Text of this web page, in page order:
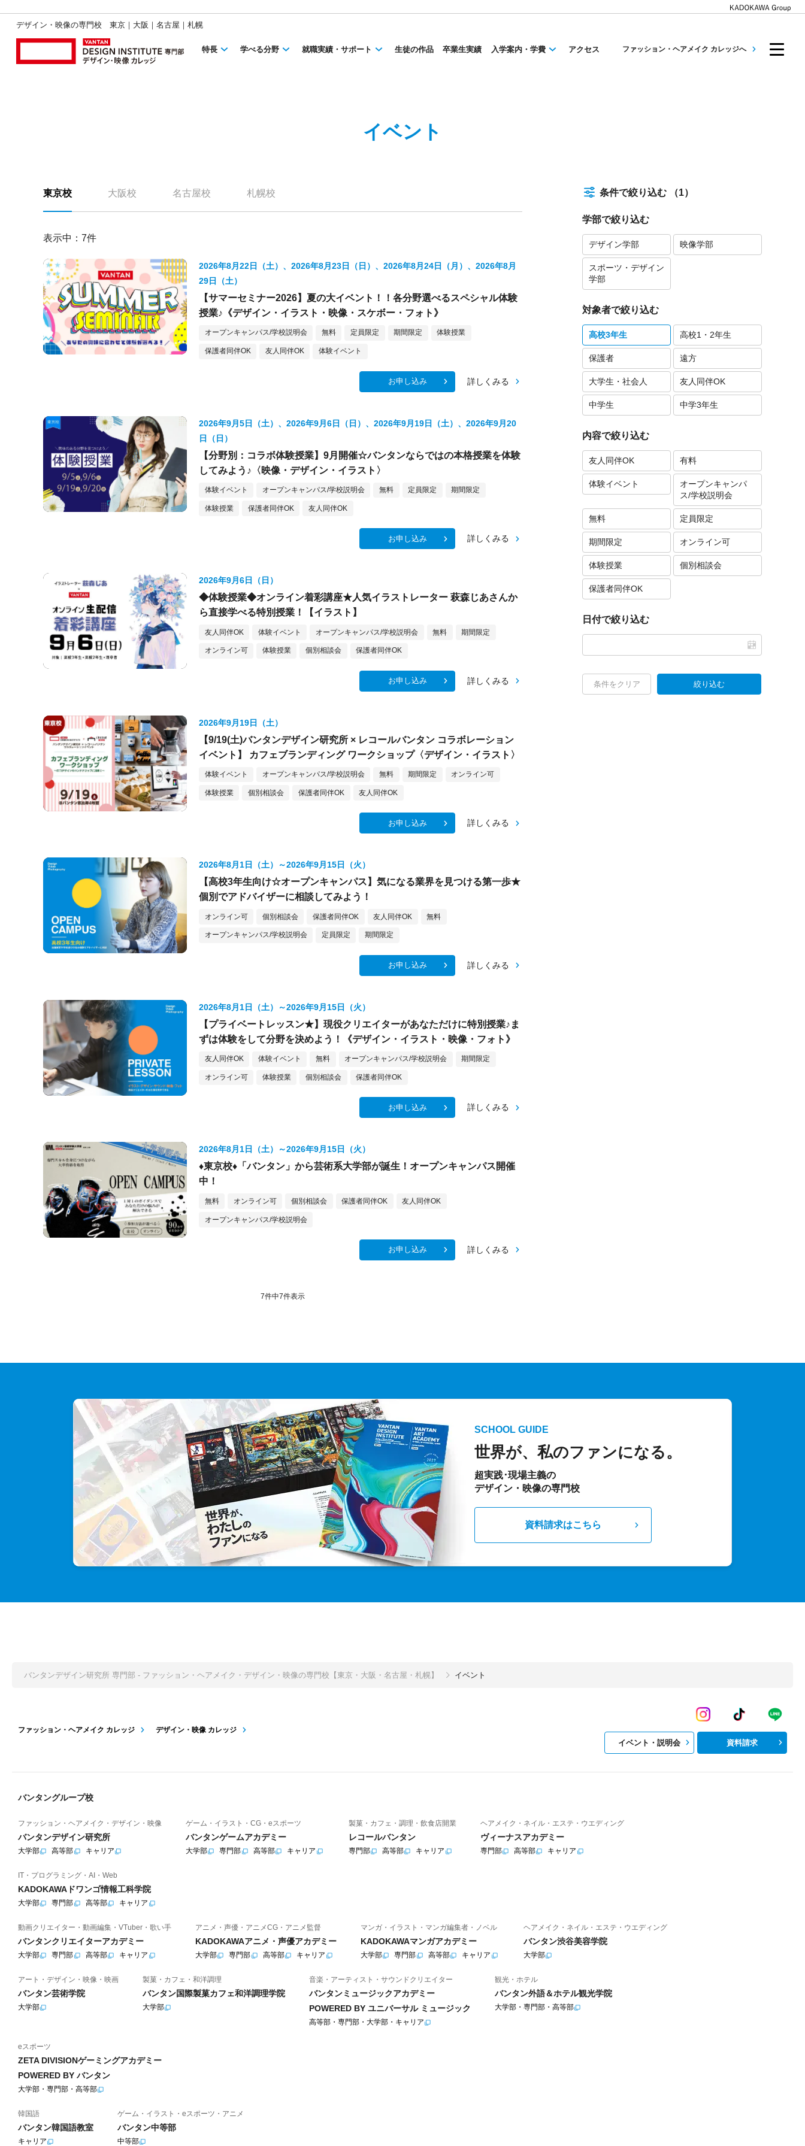
デザイン・映像の専門校 東京｜大阪｜名古屋｜札幌
特長 学べる分野 就職実績・サポート 生徒の作品 卒業生実績 入学案内・学費 アクセス ファッション・ヘアメイク カレッジへ
イベント
東京校 大阪校 名古屋校 札幌校
表示中： 7件
2026年8月22日（土）、2026年8月23日（日）、2026年8月24日（月）、2026年8月
29日（土）
【サマーセミナー2026】夏の大イベント！！各分野選べるスペシャル体験
授業♪《デザイン・イラスト・映像・スケボー・フォト》
オープンキャンパス/学校説明会 無料 定員限定 期間限定 体験授業
保護者同伴OK 友人同伴OK 体験イベント
お申し込み 詳しくみる
2026年9月5日（土）、2026年9月6日（日）、2026年9月19日（土）、2026年9月20
日（日）
【分野別：コラボ体験授業】9月開催☆バンタンならではの本格授業を体験
してみよう♪〈映像・デザイン・イラスト〉
体験イベント オープンキャンパス/学校説明会 無料 定員限定 期間限定
体験授業 保護者同伴OK 友人同伴OK
お申し込み 詳しくみる
2026年9月6日（日）
◆体験授業◆オンライン着彩講座★人気イラストレーター 萩森じあさんか
ら直接学べる特別授業！【イラスト】
友人同伴OK 体験イベント オープンキャンパス/学校説明会 無料 期間限定
オンライン可 体験授業 個別相談会 保護者同伴OK
お申し込み 詳しくみる
2026年9月19日（土）
【9/19(土)バンタンデザイン研究所 × レコールバンタン コラボレーション
イベント】 カフェブランディング ワークショップ〈デザイン・イラスト〉
体験イベント オープンキャンパス/学校説明会 無料 期間限定 オンライン可
体験授業 個別相談会 保護者同伴OK 友人同伴OK
お申し込み 詳しくみる
2026年8月1日（土）～2026年9月15日（火）
【高校3年生向け☆オープンキャンパス】気になる業界を見つける第一歩★
個別でアドバイザーに相談してみよう！
オンライン可 個別相談会 保護者同伴OK 友人同伴OK 無料
オープンキャンパス/学校説明会 定員限定 期間限定
お申し込み 詳しくみる
2026年8月1日（土）～2026年9月15日（火）
【プライベートレッスン★】現役クリエイターがあなただけに特別授業♪ま
ずは体験をして分野を決めよう！《デザイン・イラスト・映像・フォト》
友人同伴OK 体験イベント 無料 オープンキャンパス/学校説明会 期間限定
オンライン可 体験授業 個別相談会 保護者同伴OK
お申し込み 詳しくみる
2026年8月1日（土）～2026年9月15日（火）
♦東京校♦「バンタン」から芸術系大学部が誕生！オープンキャンパス開催
中！
無料 オンライン可 個別相談会 保護者同伴OK 友人同伴OK
オープンキャンパス/学校説明会
お申し込み 詳しくみる
7件中7件表示
条件で絞り込む （1）
学部で絞り込む
デザイン学部 映像学部
スポーツ・デザイン
学部
対象者で絞り込む
高校3年生 高校1・2年生
保護者 遠方
大学生・社会人 友人同伴OK
中学生 中学3年生
内容で絞り込む
友人同伴OK 有料
体験イベント
オープンキャンパ
ス/学校説明会
無料 定員限定
期間限定 オンライン可
体験授業 個別相談会
保護者同伴OK
日付で絞り込む
条件をクリア 絞り込む
SCHOOL GUIDE
世界が、私のファンになる。
超実践･現場主義の
デザイン・映像の専門校
資料請求はこちら
バンタンデザイン研究所 専門部 - ファッション・ヘアメイク・デザイン・映像の専門校【東京・大阪・名古屋・札幌】 イベント
ファッション・ヘアメイク カレッジ デザイン・映像 カレッジ
イベント・説明会 資料請求
バンタングループ校
ファッション・ヘアメイク・デザイン・映像
バンタンデザイン研究所
大学部 高等部 キャリア
ゲーム・イラスト・CG・eスポーツ
バンタンゲームアカデミー
大学部 専門部 高等部 キャリア
製菓・カフェ・調理・飲食店開業
レコールバンタン
専門部 高等部 キャリア
ヘアメイク・ネイル・エステ・ウエディング
ヴィーナスアカデミー
専門部 高等部 キャリア
IT・プログラミング・AI・Web
KADOKAWAドワンゴ情報工科学院
大学部 専門部 高等部 キャリア
動画クリエイター・動画編集・VTuber・歌い手
バンタンクリエイターアカデミー
大学部 専門部 高等部 キャリア
アニメ・声優・アニメCG・アニメ監督
KADOKAWAアニメ・声優アカデミー
大学部 専門部 高等部 キャリア
マンガ・イラスト・マンガ編集者・ノベル
KADOKAWAマンガアカデミー
大学部 専門部 高等部 キャリア
ヘアメイク・ネイル・エステ・ウエディング
バンタン渋谷美容学院
大学部
アート・デザイン・映像・映画
バンタン芸術学院
大学部
製菓・カフェ・和洋調理
バンタン国際製菓カフェ和洋調理学院
大学部
音楽・アーティスト・サウンドクリエイター
バンタンミュージックアカデミー
POWERED BY ユニバーサル ミュージック
高等部・専門部・大学部・キャリア
観光・ホテル
バンタン外語＆ホテル観光学院
大学部・専門部・高等部
eスポーツ
ZETA DIVISIONゲーミングアカデミー
POWERED BY バンタン
大学部・専門部・高等部
韓国語
バンタン韓国語教室
キャリア
ゲーム・イラスト・eスポーツ・アニメ
バンタン中等部
中等部